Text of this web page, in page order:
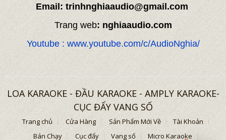
Email: trinhnghiaaudio@gmail.com
Trang web: nghiaaudio.com
Youtube : www.youtube.com/c/AudioNghia/
LOA KARAOKE - ĐẦU KARAOKE - AMPLY KARAOKE-
CỤC ĐẨY VANG SỐ
Trang chủ Cửa Hàng Sản Phẩm Mới Về
Tài Khoản
Bán Chạy
Cục đẩy Vang số Micro Karaoke